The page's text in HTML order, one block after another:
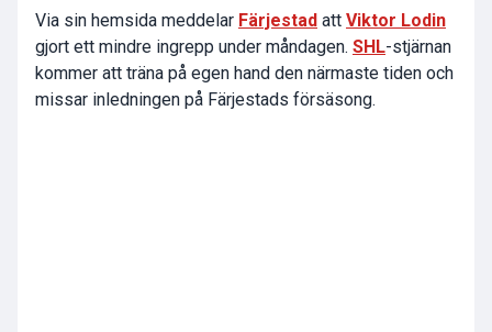
Via sin hemsida meddelar Färjestad att Viktor Lodin
gjort ett mindre ingrepp under måndagen. SHL-stjärnan
kommer att träna på egen hand den närmaste tiden och
missar inledningen på Färjestads försäsong.